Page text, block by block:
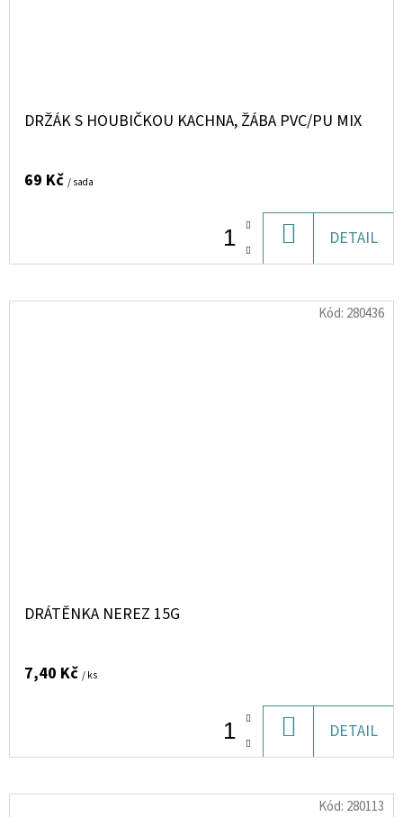
DRŽÁK S HOUBIČKOU KACHNA, ŽÁBA PVC/PU MIX
69 Kč / sada
KOŠÍKU
DETAIL
DRÁTĚNKA NEREZ 15G
7,40 Kč / ks
KOŠÍKU
DETAIL
Kód: 280436
Kód: 280113